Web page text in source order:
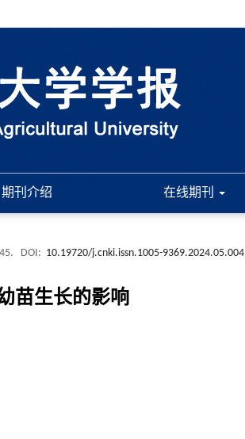
期刊介绍 在线期刊
DOI: 10.19720/j.cnki.issn.1005-9369.2024.05.004
苗生长的影响